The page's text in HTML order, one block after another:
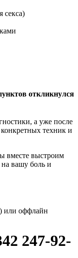
секса)
откликнулся
а уже после
техник и
вместе выстроим
вашу боль и
или оффлайн
247-92-